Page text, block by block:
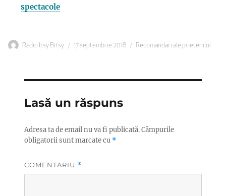
spectacole
Autor
Radio Itsy Bitsy
Publicat
17 septembrie 2018 Categorii
Recomandari ale prietenilor
Lasă un răspuns
Adresa ta de email nu va fi publicată.Câmpurile
obligatorii sunt marcate cu *
COMENTARIU *